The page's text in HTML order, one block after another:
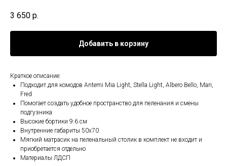
3 650 р.
Добавить в корзину
Краткое описание:
Подходит для комодов Antemi Mia Light, Stella Light, Albero Bello, Mari,
Fred
Помогает создать удобное пространство для пеленания и смены
подгузника
Высокие бортики 9.6 см
Внутренние габариты 50х70
Мягкий матрасик на пеленальный столик в комплект не входит и
приобретается отдельно
Материалы ЛДСП